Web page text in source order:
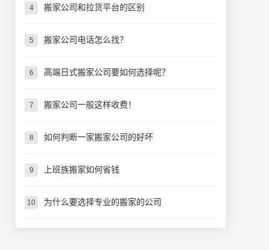
4 搬家公司和拉货平台的区别
5 搬家公司电话怎么找？
6 高端日式搬家公司要如何选择呢？
7 搬家公司一般这样收费！
8 如何判断一家搬家公司的好坏
9 上班族搬家如何省钱
10 为什么要选择专业的搬家的公司